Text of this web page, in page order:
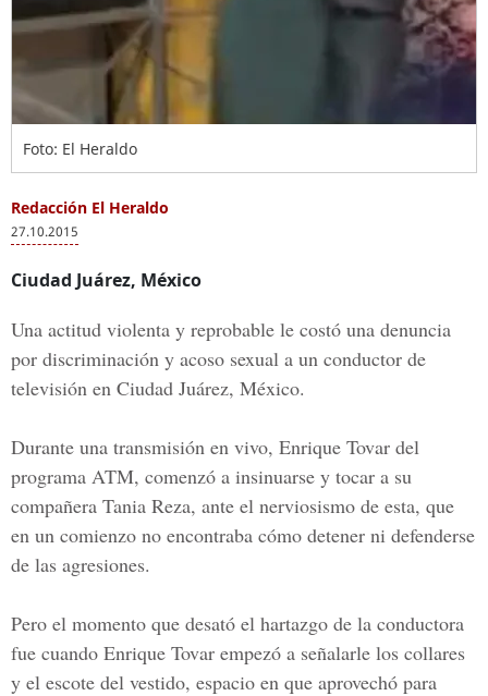
Foto: El Heraldo
Redacción El Heraldo
27.10.2015
Ciudad Juárez, México
Una actitud violenta y reprobable le costó una denuncia
por discriminación y acoso sexual a un conductor de
televisión en Ciudad Juárez, México.
Durante una transmisión en vivo, Enrique Tovar del
programa ATM, comenzó a insinuarse y tocar a su
compañera Tania Reza, ante el nerviosismo de esta, que
en un comienzo no encontraba cómo detener ni defenderse
de las agresiones.
Pero el momento que desató el hartazgo de la conductora
fue cuando Enrique Tovar empezó a señalarle los collares
y el escote del vestido, espacio en que aprovechó para